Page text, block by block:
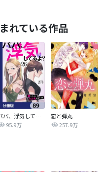
れている作品
パパ、浮気してるよ？娘と二人でクズ夫を捨てます【分冊版】
95.9万
恋と弾丸
257.9万